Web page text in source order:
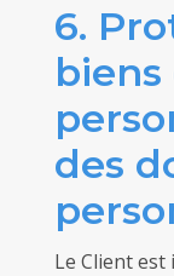
6.
biens
des
Le Client